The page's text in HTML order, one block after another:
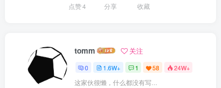
点赞4 分享 收藏
tomm 关注
0 1.6W+ 1 58 24W+
这家伙很懒，什么都没有写...